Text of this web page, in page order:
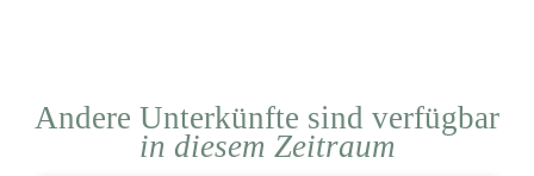
Andere Unterkünfte sind verfügbar
in diesem Zeitraum